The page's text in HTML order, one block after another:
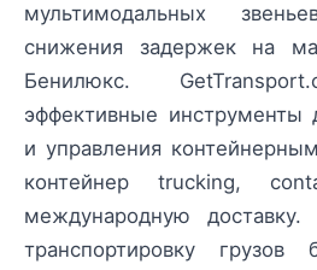
мультимодальных
снижения задержек на
Бенилюкс.
эффективные инструменты
и управления
контейнер trucking,
международную
транспортировку грузов